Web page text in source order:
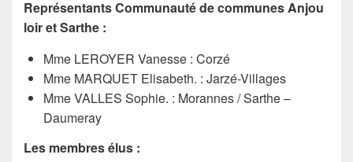
Représentants Communauté de communes Anjou
loir et Sarthe :
Mme LEROYER Vanesse : Corzé
Mme MARQUET Elisabeth. : Jarzé-Villages
Mme VALLES Sophie. : Morannes / Sarthe –
Daumeray
Les membres élus :